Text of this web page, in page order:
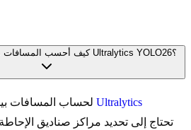
كيف أحسب المسافات بين الكائنات باستخدام Ultralytics YOLO26؟
Ultralytics